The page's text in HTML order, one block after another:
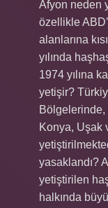
Afyon neden
özellikle
alanlarına
yılında
1974 yılına
yetişir?
Konya, Uşak
yasaklandı?
yetiştirilen
halkında